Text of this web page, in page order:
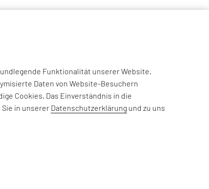
Funktionalität unserer Website.
Daten von Website-Besuchern
Cookies. Das Einverständnis in die
in unserer Datenschutzerklärung und zu uns